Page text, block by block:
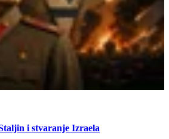
i stvaranje Izraela